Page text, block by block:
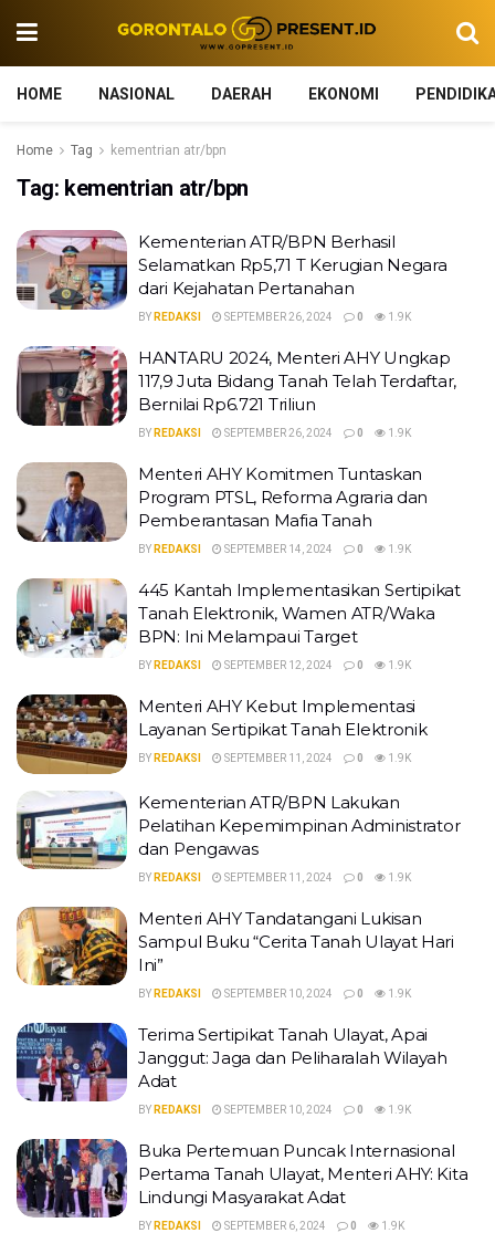
HOME NASIONAL DAERAH EKONOMI
Home Tag kementrian atr/bpn
Tag: kementrian atr/bpn
Kementerian ATR/BPN Berhasil
Selamatkan Rp5,71 T Kerugian Negara
dari Kejahatan Pertanahan
BY REDAKSI SEPTEMBER 26, 2024 0 1.9K
HANTARU 2024, Menteri AHY Ungkap
117,9 Juta Bidang Tanah Telah Terdaftar,
Bernilai Rp6.721 Triliun
BY REDAKSI SEPTEMBER 26, 2024 0 1.9K
Menteri AHY Komitmen Tuntaskan
Program PTSL, Reforma Agraria dan
Pemberantasan Mafia Tanah
BY REDAKSI SEPTEMBER 14, 2024 0 1.9K
445 Kantah Implementasikan Sertipikat
Tanah Elektronik, Wamen ATR/Waka
BPN: Ini Melampaui Target
BY REDAKSI SEPTEMBER 12, 2024 0 1.9K
Menteri AHY Kebut Implementasi
Layanan Sertipikat Tanah Elektronik
BY REDAKSI SEPTEMBER 11, 2024 0 1.9K
Kementerian ATR/BPN Lakukan
Pelatihan Kepemimpinan Administrator
dan Pengawas
BY REDAKSI SEPTEMBER 11, 2024 0 1.9K
Menteri AHY Tandatangani Lukisan
Sampul Buku “Cerita Tanah Ulayat Hari
Ini”
BY REDAKSI SEPTEMBER 10, 2024 0 1.9K
Terima Sertipikat Tanah Ulayat, Apai
Janggut: Jaga dan Peliharalah Wilayah
Adat
BY REDAKSI SEPTEMBER 10, 2024 0 1.9K
Buka Pertemuan Puncak Internasional
Pertama Tanah Ulayat, Menteri AHY: Kita
Lindungi Masyarakat Adat
BY REDAKSI SEPTEMBER 6, 2024 0 1.9K